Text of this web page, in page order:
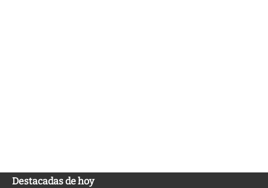
Destacadas de hoy